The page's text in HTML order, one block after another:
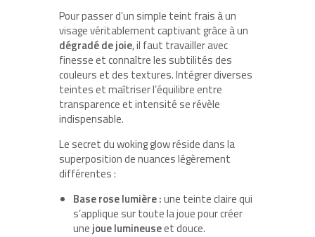
Pour passer d’un simple teint frais à un
visage véritablement captivant grâce à un
dégradé de joie, il faut travailler avec
finesse et connaître les subtilités des
couleurs et des textures. Intégrer diverses
teintes et maîtriser l’équilibre entre
transparence et intensité se révèle
indispensable.
Le secret du woking glow réside dans la
superposition de nuances légèrement
différentes :
Base rose lumière :une teinte claire qui
s’applique sur toute la joue pour créer
une joue lumineuseet douce.